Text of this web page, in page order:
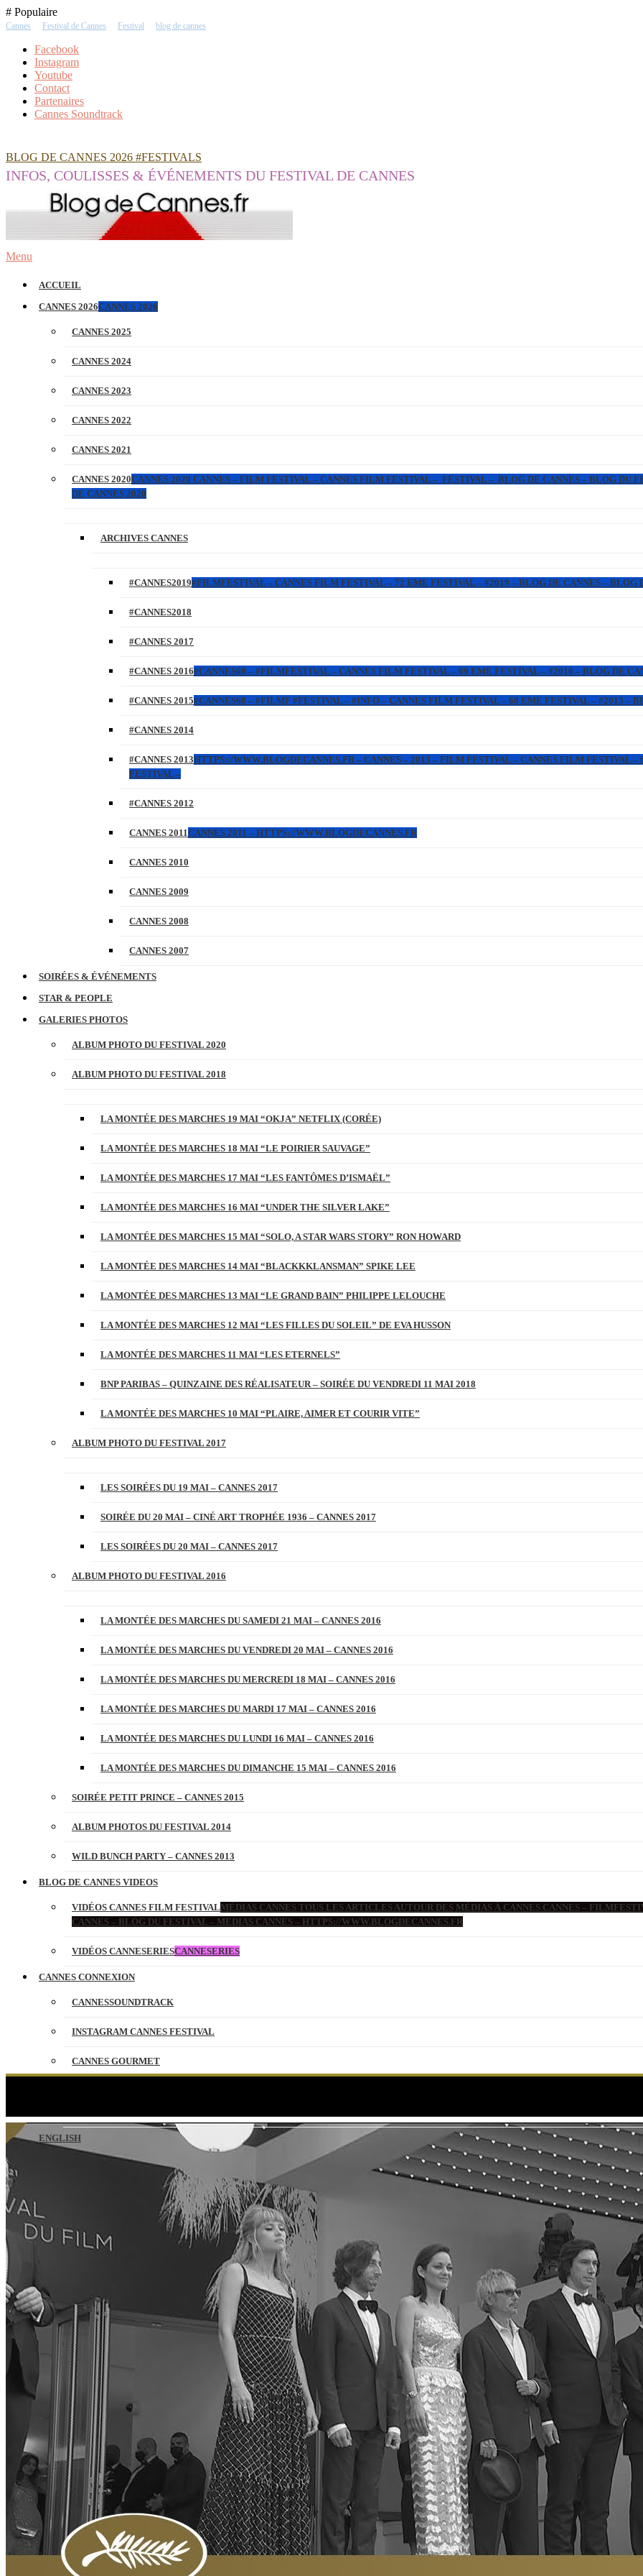
Skip
To
# Populaire
Cannes Festival de Cannes Festival blog de cannes
Facebook
Instagram
Youtube
Contact
Partenaires
Cannes Soundtrack
BLOG DE CANNES 2026 #FESTIVALS
INFOS, COULISSES & ÉVÉNEMENTS DU FESTIVAL DE CANNES
Menu
ACCUEIL
CANNES 2026CANNES 2026
CANNES 2025
CANNES 2024
CANNES 2023
CANNES 2022
CANNES 2021
CANNES 2020CANNES 2020 CANNES – FILM FESTIVAL – CANNES FILM FESTIVAL – FESTIVAL – BLOG DE CANNES – BLOG DU
DE CANNES 2020
ARCHIVES CANNES
#CANNES2019#FILMFESTIVAL – CANNES FILM FESTIVAL – 72 EME FESTIVAL – #2019 – BLOG DE CANNES – BLOG
#CANNES2018
#CANNES 2017
#CANNES 2016#CANNES69 – #FILMFESTIVAL – CANNES FILM FESTIVAL – 69 EME FESTIVAL – #2016 – BLOG DE
#CANNES 2015#CANNES68 – #FILMF #FESTIVAL – #INFO – CANNES FILM FESTIVAL – 68 EME FESTIVAL – #2015 –
#CANNES 2014
#CANNES 2013HTTPS://WWW.BLOGDECANNES.FR – CANNES – 2013 – FILM FESTIVAL – CANNES FILM FESTIVAL
FESTIVAL –
#CANNES 2012
CANNES 2011CANNES 2011 – HTTPS://WWW.BLOGDECANNES.FR
CANNES 2010
CANNES 2009
CANNES 2008
CANNES 2007
SOIRÉES & ÉVÉNEMENTS
STAR & PEOPLE
GALERIES PHOTOS
ALBUM PHOTO DU FESTIVAL 2020
ALBUM PHOTO DU FESTIVAL 2018
LA MONTÉE DES MARCHES 19 MAI “OKJA” NETFLIX (CORÉE)
LA MONTÉE DES MARCHES 18 MAI “LE POIRIER SAUVAGE”
LA MONTÉE DES MARCHES 17 MAI “LES FANTÔMES D’ISMAËL”
LA MONTÉE DES MARCHES 16 MAI “UNDER THE SILVER LAKE”
LA MONTÉE DES MARCHES 15 MAI “SOLO, A STAR WARS STORY” RON HOWARD
LA MONTÉE DES MARCHES 14 MAI “BLACKKKLANSMAN” SPIKE LEE
LA MONTÉE DES MARCHES 13 MAI “LE GRAND BAIN” PHILIPPE LELOUCHE
LA MONTÉE DES MARCHES 12 MAI “LES FILLES DU SOLEIL” DE EVA HUSSON
LA MONTÉE DES MARCHES 11 MAI “LES ETERNELS”
BNP PARIBAS – QUINZAINE DES RÉALISATEUR – SOIRÉE DU VENDREDI 11 MAI 2018
LA MONTÉE DES MARCHES 10 MAI “PLAIRE, AIMER ET COURIR VITE”
ALBUM PHOTO DU FESTIVAL 2017
LES SOIRÉES DU 19 MAI – CANNES 2017
SOIRÉE DU 20 MAI – CINÉ ART TROPHÉE 1936 – CANNES 2017
LES SOIRÉES DU 20 MAI – CANNES 2017
ALBUM PHOTO DU FESTIVAL 2016
LA MONTÉE DES MARCHES DU SAMEDI 21 MAI – CANNES 2016
LA MONTÉE DES MARCHES DU VENDREDI 20 MAI – CANNES 2016
LA MONTÉE DES MARCHES DU MERCREDI 18 MAI – CANNES 2016
LA MONTÉE DES MARCHES DU MARDI 17 MAI – CANNES 2016
LA MONTÉE DES MARCHES DU LUNDI 16 MAI – CANNES 2016
LA MONTÉE DES MARCHES DU DIMANCHE 15 MAI – CANNES 2016
SOIRÉE PETIT PRINCE – CANNES 2015
ALBUM PHOTOS DU FESTIVAL 2014
WILD BUNCH PARTY – CANNES 2013
BLOG DE CANNES VIDEOS
VIDÉOS CANNES FILM FESTIVALMÉDIAS CANNES TOUS LES ARTICLES AUTOUR DES MÉDIAS À CANNES CANNES –
CANNES – BLOG DU FESTIVAL – MEDIAS CANNES – HTTPS://WWW.BLOGDECANNES.FR
VIDÉOS CANNESERIESCANNESERIES
CANNES CONNEXION
CANNESSOUNDTRACK
INSTAGRAM CANNES FESTIVAL
CANNES GOURMET
ENGLISH